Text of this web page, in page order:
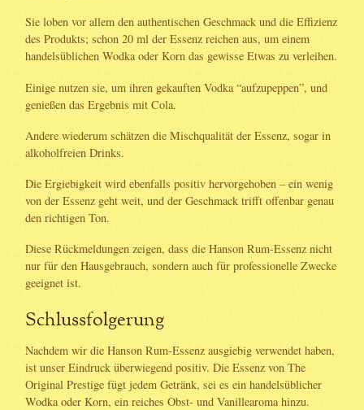
Sie loben vor allem den authentischen Geschmack und die Effizienz
des Produkts; schon 20 ml der Essenz reichen aus, um einem
handelsüblichen Wodka oder Korn das gewisse Etwas zu verleihen.
Einige nutzen sie, um ihren gekauften Vodka “aufzupeppen”, und
genießen das Ergebnis mit Cola.
Andere wiederum schätzen die Mischqualität der Essenz, sogar in
alkoholfreien Drinks.
Die Ergiebigkeit wird ebenfalls positiv hervorgehoben – ein wenig
von der Essenz geht weit, und der Geschmack trifft offenbar genau
den richtigen Ton.
Diese Rückmeldungen zeigen, dass die Hanson Rum-Essenz nicht
nur für den Hausgebrauch, sondern auch für professionelle Zwecke
geeignet ist.
Schlussfolgerung
Nachdem wir die Hanson Rum-Essenz ausgiebig verwendet haben,
ist unser Eindruck überwiegend positiv. Die Essenz von The
Original Prestige fügt jedem Getränk, sei es ein handelsüblicher
Wodka oder Korn, ein reiches Obst- und Vanillearoma hinzu.